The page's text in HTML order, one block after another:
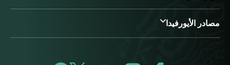
مصادر الأيورفيدا